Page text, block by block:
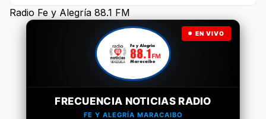
Radio Fe y Alegría 88.1 FM
EN VIVO
FRECUENCIA NOTICIAS RADIO
FE Y ALEGRÍA MARACAIBO